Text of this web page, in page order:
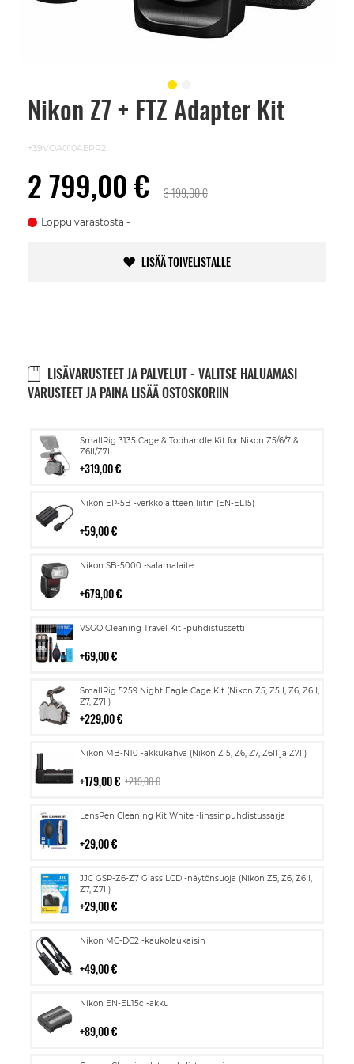
Nikon Z7 + FTZ Adapter Kit
+39VOA010AEPR2
2 799,00 € 3 199,00 €
Loppu varastosta
LISÄÄ TOIVELISTALLE
LISÄVARUSTEET JA PALVELUT - VALITSE HALUAMASI
VARUSTEET JA PAINA LISÄÄ OSTOSKORIIN
SmallRig 3135 Cage & Tophandle Kit for Nikon Z5/6/7 &
Z6II/Z7II
319,00 €
Lisää
ostoskoriin
Nikon EP-5B -verkkolaitteen liitin (EN-EL15)
59,00 €
Lisää
Nikon SB-5000 -salamalaite
679,00 €
Lisää
VSGO Cleaning Travel Kit -puhdistussetti
69,00 €
Lisää
SmallRig 5259 Night Eagle Cage Kit (Nikon Z5, Z5II, Z6, Z6II,
Z7, Z7II)
229,00 €
Lisää
ostoskoriin
Nikon MB-N10 -akkukahva (Nikon Z 5, Z6, Z7, Z6II ja Z7II)
179,00 € 219,00 €
Lisää
LensPen Cleaning Kit White -linssinpuhdistussarja
29,00 €
Lisää
JJC GSP-Z6-Z7 Glass LCD -näytönsuoja (Nikon Z5, Z6, Z6II,
Z7, Z7II)
29,00 €
Lisää
ostoskoriin
Nikon MC-DC2 -kaukolaukaisin
49,00 €
Lisää
Nikon EN-EL15c -akku
89,00 €
Lisää
Skip
images
gallery